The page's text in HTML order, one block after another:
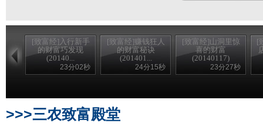
[致富经]入行新手
的财富巧发现
(20140...
23分02秒
[致富经]赚钱狂人
的财富秘诀
(201401...
24分15秒
[致富经]山洞里惊
喜的财富
(20140117)
23分27秒
[
>>>三农致富殿堂